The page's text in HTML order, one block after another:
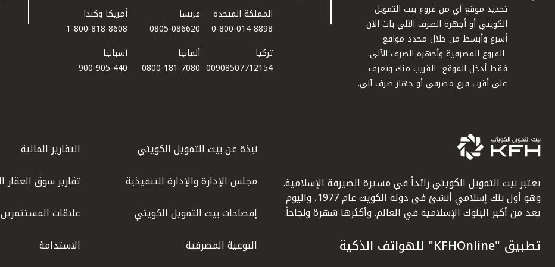
تحديد موقع أي من فروع بيت التمويل
الكويتي أو أجهزة الصرف الآلي بات الآن
أسرع وأبسط من خلال محدد مواقع
الفروع المصرفية وأجهزة الصرف الآلي.
فقط أدخل الموقع القريب منك وتعرف
على أقرب فرع مصرفي أو جهاز صرف آلي.
المملكة المتحدة
0-800-014-8898
فرنسا
0805-086620
أمريكا وكندا
1-800-818-8608
تركيا
00908507712154​
ألمانيا
0800-181-7080
أسبانيا
900-905-440
يعتبر بيت التمويل الكويتي رائداً في مسيرة الصيرفة الإسلامية.
وهو أول بنك إسلامي أنشئ في دولة الكويت عام 1977، واليوم
يعد من أكبر البنوك الإسلامية في العالم. وأكثرها شهرة ونجاحاً.
تطبيق "KFHOnline" للهواتف الذكية
نبذة عن بيت التمويل الكويتي
مجلس الإدارة والإدارة التنفيذية
إفصاحات بيت التمويل الكويتي
التوعية المصرفية
التقارير المالية
تقارير سوق العقار
علاقات المستثمرين
الاستدامة